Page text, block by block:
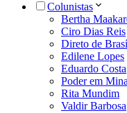
Colunistas
Bertha
Ciro Dias Reis
Direto de
Edilene Lopes
Eduardo Costa
Poder em
Rita Mundim
Valdir Barbosa